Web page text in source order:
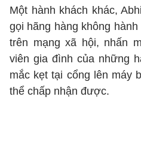
Một hành khách khác,
gọi hãng hàng không
trên mạng xã hội, nhấn
viên gia đình của những
mắc kẹt tại cổng lên máy
thể chấp nhận được.